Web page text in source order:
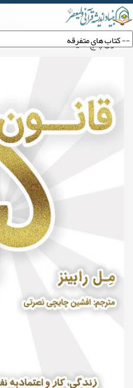
قانون پنج ثانیه